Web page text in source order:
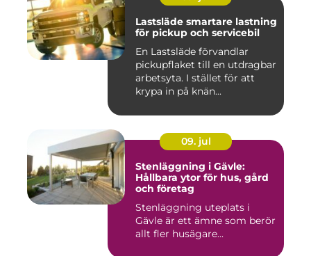
Lastsläde smartare lastning
för pickup och servicebil
En Lastsläde förvandlar
pickupflaket till en utdragbar
arbetsyta. I stället för att
krypa in på knän...
09. jul
Stenläggning i Gävle:
Hållbara ytor för hus, gård
och företag
Stenläggning uteplats i
Gävle är ett ämne som berör
allt fler husägare...